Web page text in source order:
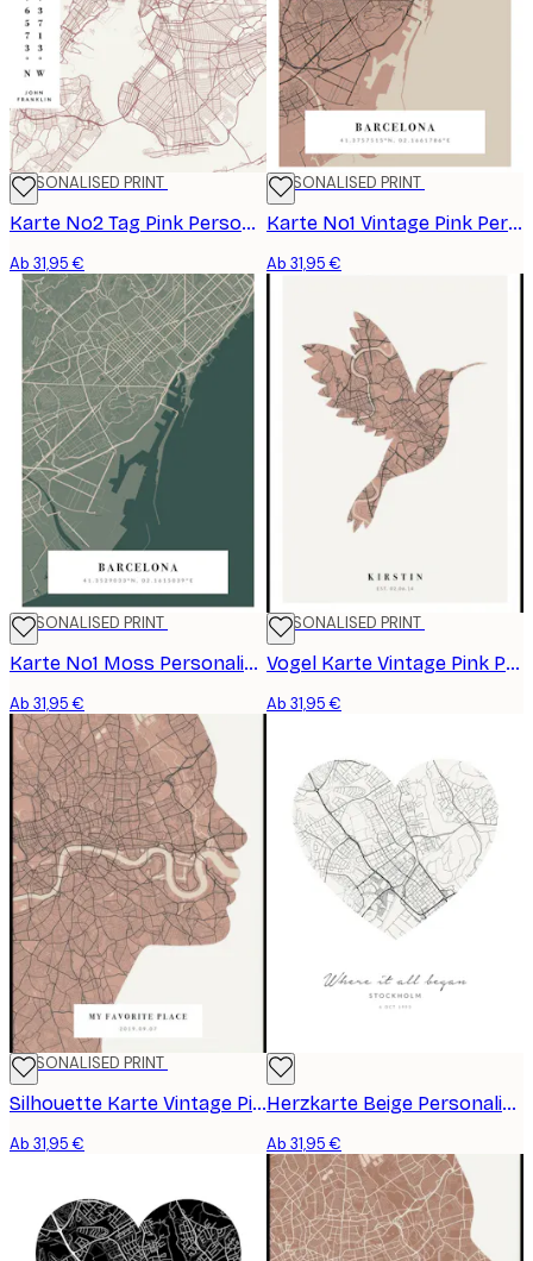
PERSONALISED PRINT
Karte No2 Tag Pink Personalisiert Poster
Ab 31,95 €
PERSONALISED PRINT
Karte No1 Vintage Pink Personalisiert Poster
Ab 31,95 €
PERSONALISED PRINT
Karte No1 Moss Personalisiert Poster
Ab 31,95 €
PERSONALISED PRINT
Vogel Karte Vintage Pink Personalisiert Poster
Ab 31,95 €
PERSONALISED PRINT
Silhouette Karte Vintage Pink Personalisiert Poster
Ab 31,95 €
Herzkarte Beige Personalisiertes Poster
Ab 31,95 €